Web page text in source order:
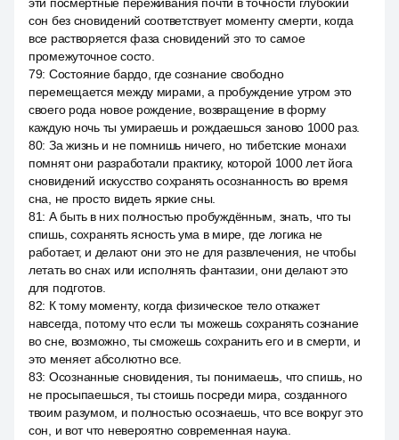
сон без сновидений соответствует моменту смерти, когда
все растворяется фаза сновидений это то самое
промежуточное состо.
79: Состояние бардо, где сознание свободно
перемещается между мирами, а пробуждение утром это
своего рода новое рождение, возвращение в форму
каждую ночь ты умираешь и рождаешься заново 1000 раз.
80: За жизнь и не помнишь ничего, но тибетские монахи
помнят они разработали практику, которой 1000 лет йога
сновидений искусство сохранять осознанность во время
сна, не просто видеть яркие сны.
81: А быть в них полностью пробуждённым, знать, что ты
спишь, сохранять ясность ума в мире, где логика не
работает, и делают они это не для развлечения, не чтобы
летать во снах или исполнять фантазии, они делают это
для подготов.
82: К тому моменту, когда физическое тело откажет
навсегда, потому что если ты можешь сохранять сознание
во сне, возможно, ты сможешь сохранить его и в смерти, и
это меняет абсолютно все.
83: Осознанные сновидения, ты понимаешь, что спишь, но
не просыпаешься, ты стоишь посреди мира, созданного
твоим разумом, и полностью осознаешь, что все вокруг это
сон, и вот что невероятно современная наука.